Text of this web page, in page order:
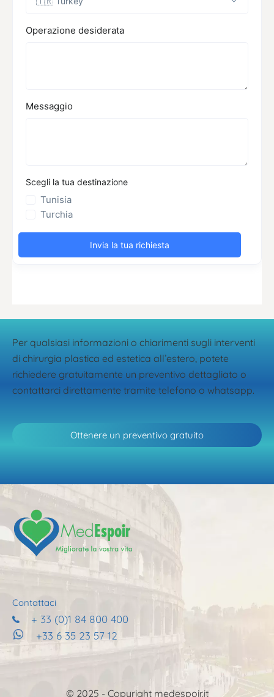
Per qualsiasi informazioni o chiarimenti sugli interventi
di chirurgia plastica ed estetica all’estero, potete
richiedere gratuitamente un preventivo dettagliato o
contattarci direttamente tramite telefono o whatsapp.
Ottenere un preventivo gratuito
Contattaci
+ 33 (0)1 84 800 400
+33 6 35 23 57 12
© 2025 - Copyright medespoir.it